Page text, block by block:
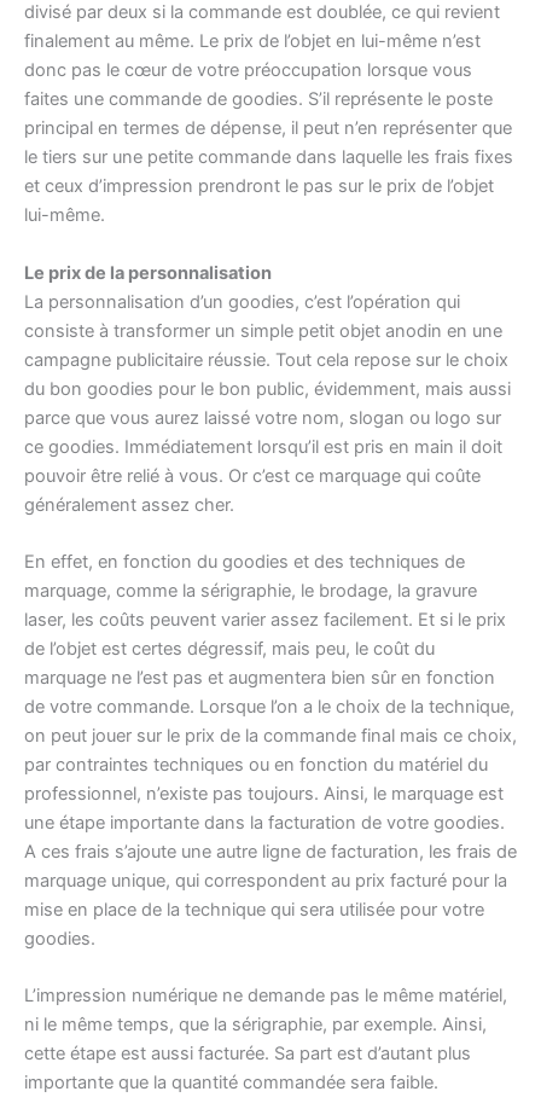
divisé par deux si la commande est doublée, ce qui revient
finalement au même. Le prix de l’objet en lui-même n’est
donc pas le cœur de votre préoccupation lorsque vous
faites une commande de goodies. S’il représente le poste
principal en termes de dépense, il peut n’en représenter que
le tiers sur une petite commande dans laquelle les frais fixes
et ceux d’impression prendront le pas sur le prix de l’objet
lui-même.
Le prix de la personnalisation
La personnalisation d’un goodies, c’est l’opération qui
consiste à transformer un simple petit objet anodin en une
campagne publicitaire réussie. Tout cela repose sur le choix
du bon goodies pour le bon public, évidemment, mais aussi
parce que vous aurez laissé votre nom, slogan ou logo sur
ce goodies. Immédiatement lorsqu’il est pris en main il doit
pouvoir être relié à vous. Or c’est ce marquage qui coûte
généralement assez cher.
En effet, en fonction du goodies et des techniques de
marquage, comme la sérigraphie, le brodage, la gravure
laser, les coûts peuvent varier assez facilement. Et si le prix
de l’objet est certes dégressif, mais peu, le coût du
marquage ne l’est pas et augmentera bien sûr en fonction
de votre commande. Lorsque l’on a le choix de la technique,
on peut jouer sur le prix de la commande final mais ce choix,
par contraintes techniques ou en fonction du matériel du
professionnel, n’existe pas toujours. Ainsi, le marquage est
une étape importante dans la facturation de votre goodies.
A ces frais s’ajoute une autre ligne de facturation, les frais de
marquage unique, qui correspondent au prix facturé pour la
mise en place de la technique qui sera utilisée pour votre
goodies.
L’impression numérique ne demande pas le même matériel,
ni le même temps, que la sérigraphie, par exemple. Ainsi,
cette étape est aussi facturée. Sa part est d’autant plus
importante que la quantité commandée sera faible.